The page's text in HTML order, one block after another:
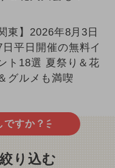
東】2026年8月3日
日平日開催の無料イ
ト18選 夏祭り＆花
グルメも満喫
ですか？
り込む